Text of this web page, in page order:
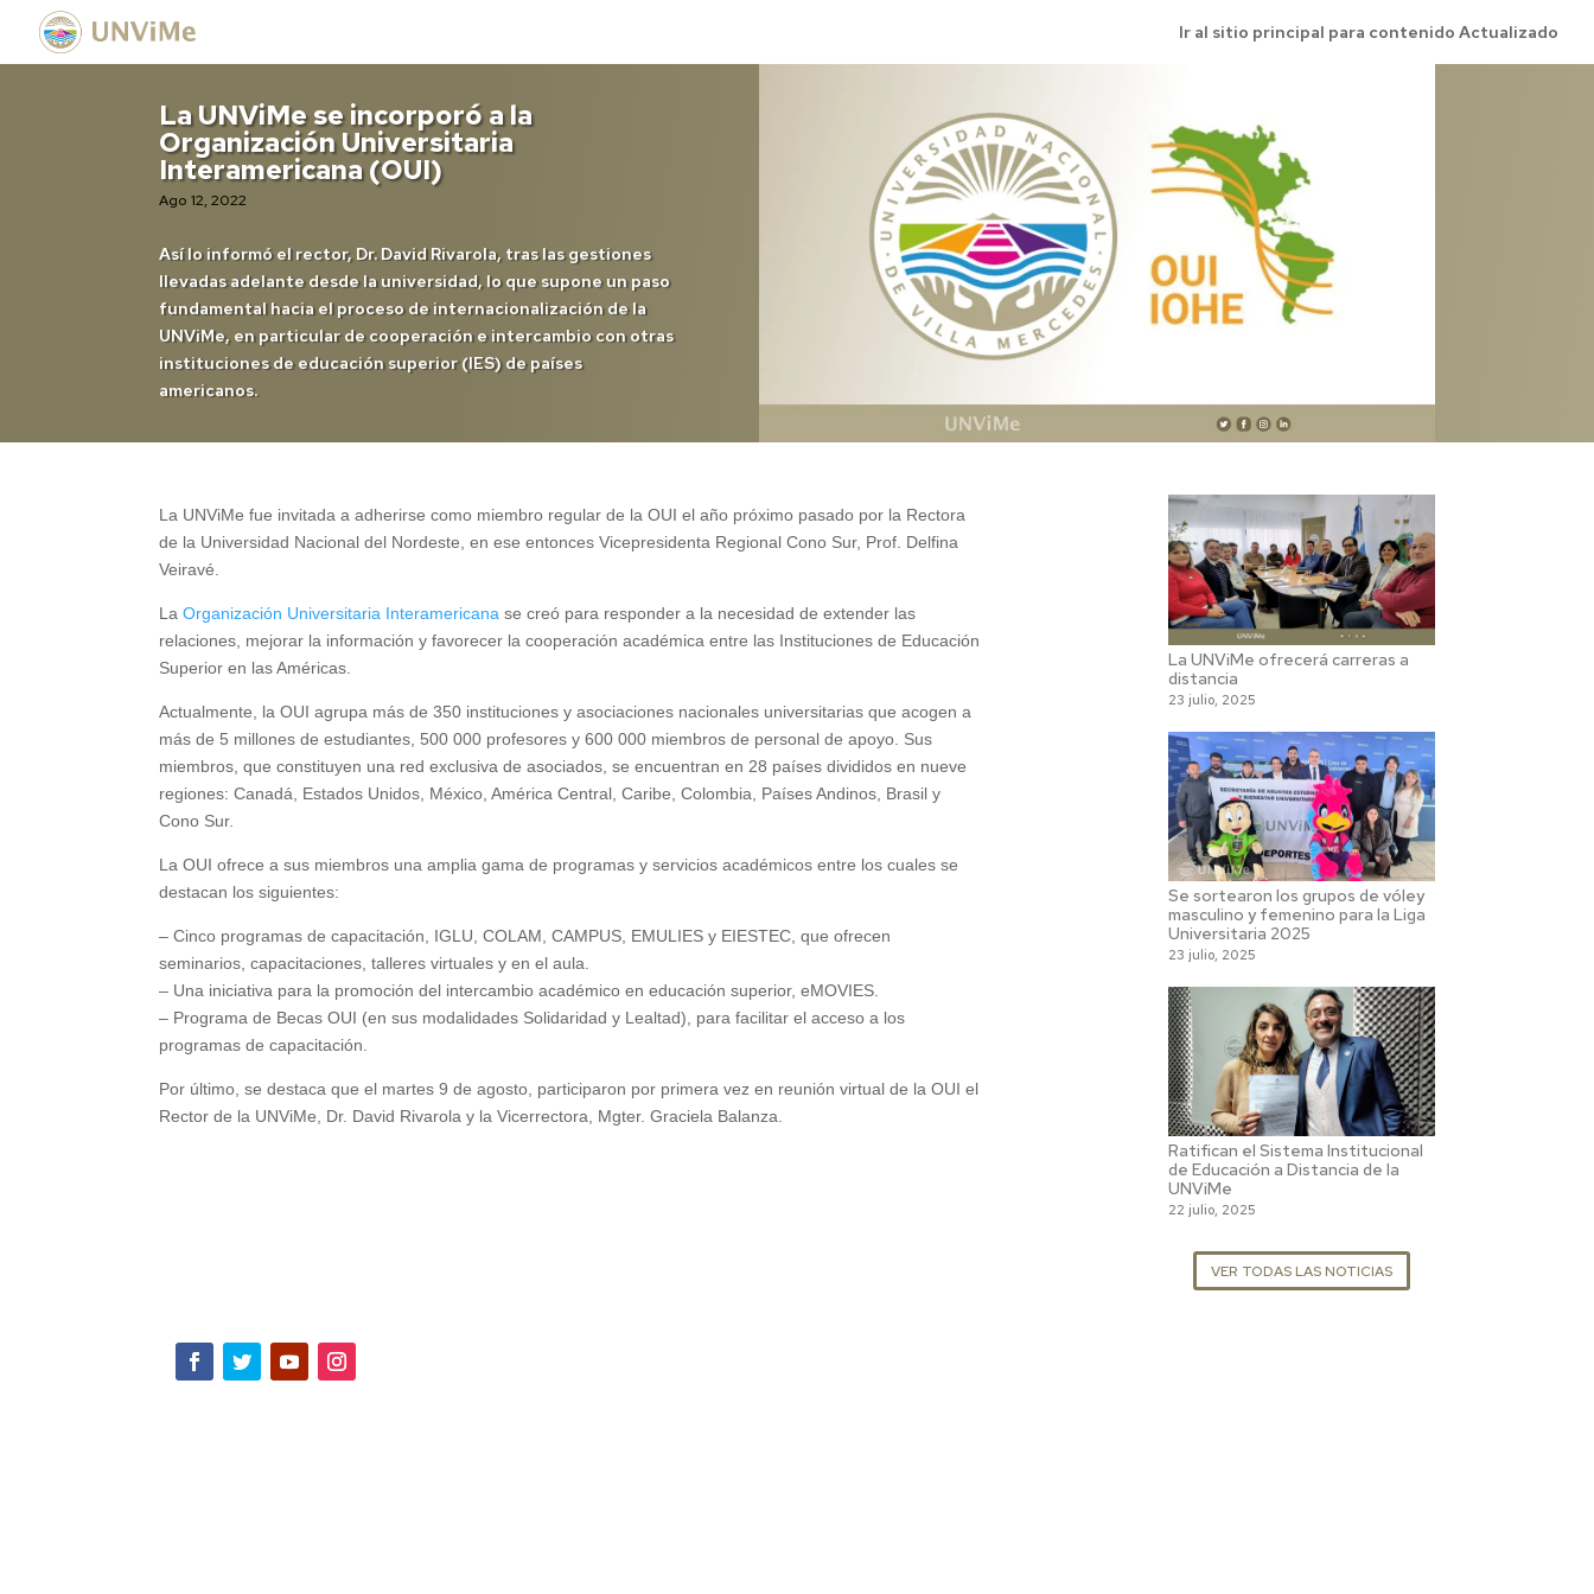
Ir al sitio principal para contenido Actualizado
La UNViMe se incorporó a la
Organización Universitaria
Interamericana (OUI)
Ago 12, 2022
Así lo informó el rector, Dr. David Rivarola, tras las gestiones
llevadas adelante desde la universidad, lo que supone un paso
fundamental hacia el proceso de internacionalización de la
UNViMe, en particular de cooperación e intercambio con otras
instituciones de educación superior (IES) de países
americanos.
La UNViMe fue invitada a adherirse como miembro regular de la OUI el año próximo pasado por la Rectora
de la Universidad Nacional del Nordeste, en ese entonces Vicepresidenta Regional Cono Sur, Prof. Delfina
Veiravé.
LaOrganización Universitaria Interamericana se creó para responder a la necesidad de extender las
relaciones, mejorar la información y favorecer la cooperación académica entre las Instituciones de Educación
Superior en las Américas.
Actualmente, la OUI agrupa más de 350 instituciones y asociaciones nacionales universitarias que acogen a
más de 5 millones de estudiantes, 500 000 profesores y 600 000 miembros de personal de apoyo. Sus
miembros, que constituyen una red exclusiva de asociados, se encuentran en 28 países divididos en nueve
regiones: Canadá, Estados Unidos, México, América Central, Caribe, Colombia, Países Andinos, Brasil y
Cono Sur.
La OUI ofrece a sus miembros una amplia gama de programas y servicios académicos entre los cuales se
destacan los siguientes:
– Cinco programas de capacitación, IGLU, COLAM, CAMPUS, EMULIES y EIESTEC, que ofrecen
seminarios, capacitaciones, talleres virtuales y en el aula.
– Una iniciativa para la promoción del intercambio académico en educación superior, eMOVIES.
– Programa de Becas OUI (en sus modalidades Solidaridad y Lealtad), para facilitar el acceso a los
programas de capacitación.
Por último, se destaca que el martes 9 de agosto, participaron por primera vez en reunión virtual de la OUI el
Rector de la UNViMe, Dr. David Rivarola y la Vicerrectora, Mgter. Graciela Balanza.
La UNViMe ofrecerá carreras a
distancia
23 julio, 2025
Se sortearon los grupos de vóley
masculino y femenino para la Liga
Universitaria 2025
23 julio, 2025
Ratifican el Sistema Institucional
de Educación a Distancia de la
UNViMe
22 julio, 2025
VER TODAS LAS NOTICIAS